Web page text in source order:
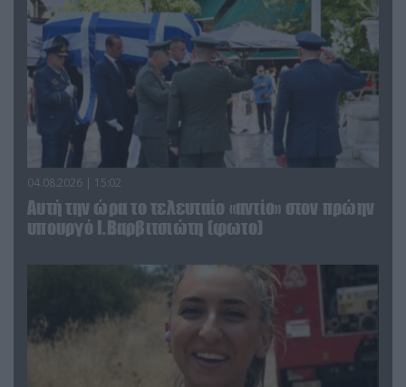
04.08.2026 | 15:02
Αυτή την ώρα το τελευταίο «αντίο» στον πρώην
υπουργό Ι.Βαρβιτσιώτη (φωτο)